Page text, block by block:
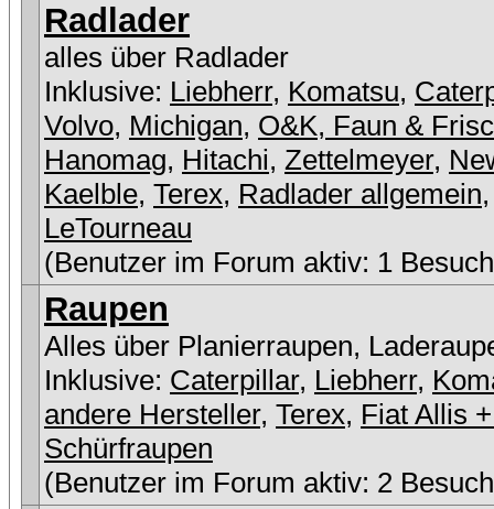
Radlader
alles über Radlader
Inklusive: Liebherr, Komatsu,
Volvo, Michigan, O&K, Faun &
Hanomag, Hitachi, Zettelmeyer,
Kaelble, Terex, Radlader allgemein,
LeTourneau
(Benutzer im Forum aktiv: 1
Raupen
Alles über Planierraupen,
Inklusive: Caterpillar, Liebherr,
andere Hersteller, Terex, Fiat Allis
Schürfraupen
(Benutzer im Forum aktiv: 2